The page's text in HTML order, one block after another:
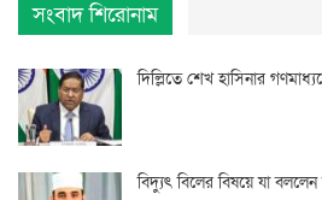
সংবাদ শিরোনাম
দিল্লিতে শেখ হাসিনার
বিদ্যুৎ বিলের বিষয়ে যা